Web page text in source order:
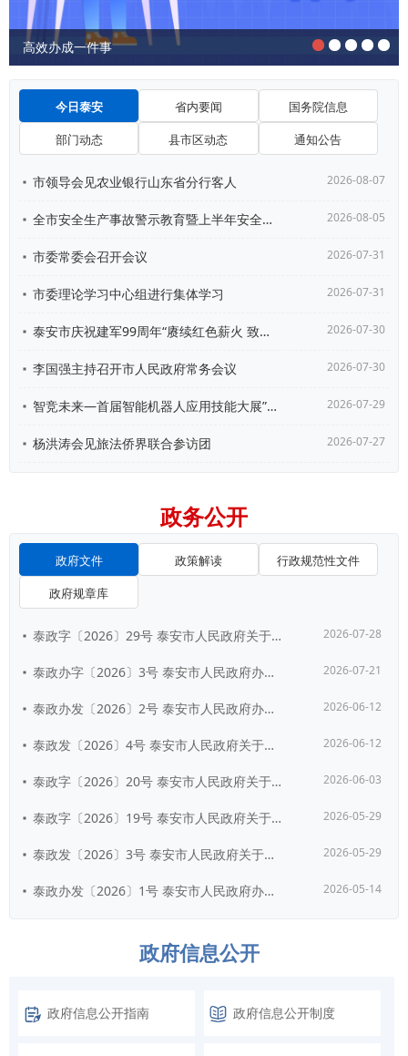
高效办成一件事
今日泰安 省内要闻
国务院信息
部门动态
县市区动态 通知公告
市领导会见农业银行山东省分行客人 2026-08-07
全市安全生产事故警示教育暨上半年安全形势分析会议召开 2026-08-05
市委常委会召开会议 2026-07-31
市委理论学习中心组进行集体学习 2026-07-31
泰安市庆祝建军99周年“赓续红色薪火 致敬泰山兵功臣... 2026-07-30
李国强主持召开市人民政府常务会议 2026-07-30
智竞未来—首届智能机器人应用技能大展”发布活动在北京... 2026-07-29
杨洪涛会见旅法侨界联合参访团 2026-07-27
政务公开
政府文件 政策解读
行政规范性文件
政府规章库
泰政字〔2026〕29号 泰安市人民政府关于公布泰安市第四批历史建筑名单的通... 2026-07-28
泰政办字〔2026〕3号 泰安市人民政府办公室关于印发《泰安市建立完善长期护... 2026-07-21
泰政办发〔2026〕2号 泰安市人民政府办公室关于印发泰安市人民政府2026... 2026-06-12
泰政发〔2026〕4号 泰安市人民政府关于公布《泰安市人民政府2026年重大... 2026-06-12
泰政字〔2026〕20号 泰安市人民政府关于印发《泰安市政府投资项目管理办法... 2026-06-03
泰政字〔2026〕19号 泰安市人民政府关于继续执行和废止部分市政府行政规范... 2026-05-29
泰政发〔2026〕3号 泰安市人民政府关于印发《泰安市国民经济和社会发展第十... 2026-05-29
泰政办发〔2026〕1号 泰安市人民政府办公室关于支持人工智能OPC发展的实... 2026-05-14
政府信息公开
政府信息公开指南 政府信息公开制度